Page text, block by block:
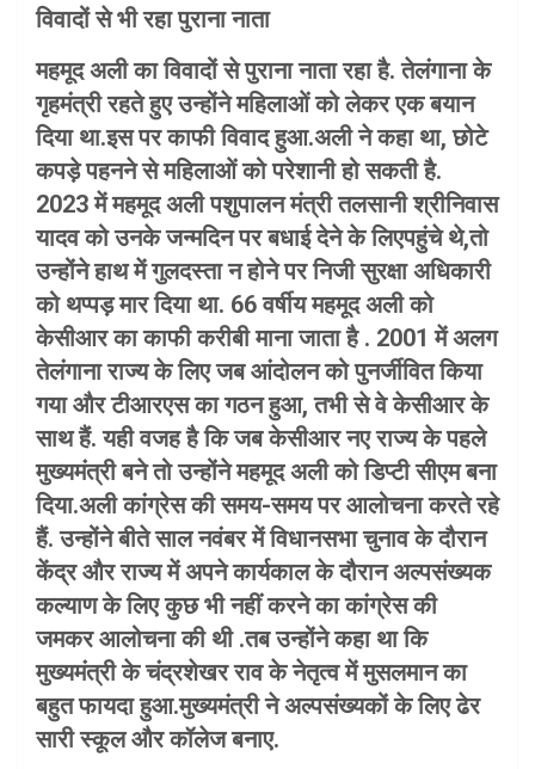
विवादों से भी रहा पुराना नाता
महमूद अली का विवादों से पुराना नाता रहा है. तेलंगाना के
गृहमंत्री रहते हुए उन्होंने महिलाओं को लेकर एक बयान
दिया था.इस पर काफी विवाद हुआ.अली ने कहा था, छोटे
कपड़े पहनने से महिलाओं को परेशानी हो सकती है.
2023 में महमूद अली पशुपालन मंत्री तलसानी श्रीनिवास
यादव को उनके जन्मदिन पर बधाई देने के लिएपहुंचे थे,तो
उन्होंने हाथ में गुलदस्ता न होने पर निजी सुरक्षा अधिकारी
को थप्पड़ मार दिया था. 66 वर्षीय महमूद अली को
केसीआर का काफी करीबी माना जाता है . 2001 में अलग
तेलंगाना राज्य के लिए जब आंदोलन को पुनर्जीवित किया
गया और टीआरएस का गठन हुआ, तभी से वे केसीआर के
साथ हैं. यही वजह है कि जब केसीआर नए राज्य के पहले
मुख्यमंत्री बने तो उन्होंने महमूद अली को डिप्टी सीएम बना
दिया.अली कांग्रेस की समय-समय पर आलोचना करते रहे
हैं. उन्होंने बीते साल नवंबर में विधानसभा चुनाव के दौरान
केंद्र और राज्य में अपने कार्यकाल के दौरान अल्पसंख्यक
कल्याण के लिए कुछ भी नहीं करने का कांग्रेस की
जमकर आलोचना की थी .तब उन्होंने कहा था कि
मुख्यमंत्री के चंद्रशेखर राव के नेतृत्व में मुसलमान का
बहुत फायदा हुआ.मुख्यमंत्री ने अल्पसंख्यकों के लिए ढेर
सारी स्कूल और कॉलेज बनाए.